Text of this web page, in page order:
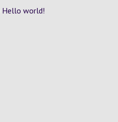
Hello world!